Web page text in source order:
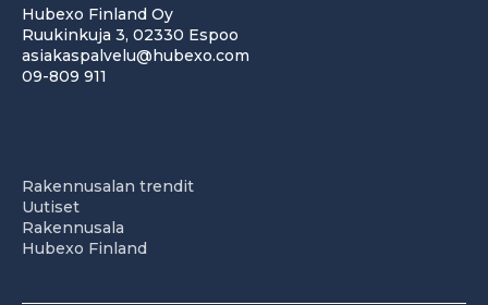
Hubexo Finland Oy
Ruukinkuja 3, 02330 Espoo
asiakaspalvelu@hubexo.com
09-809 911
Rakennusalan trendit
Uutiset
Rakennusala
Hubexo Finland